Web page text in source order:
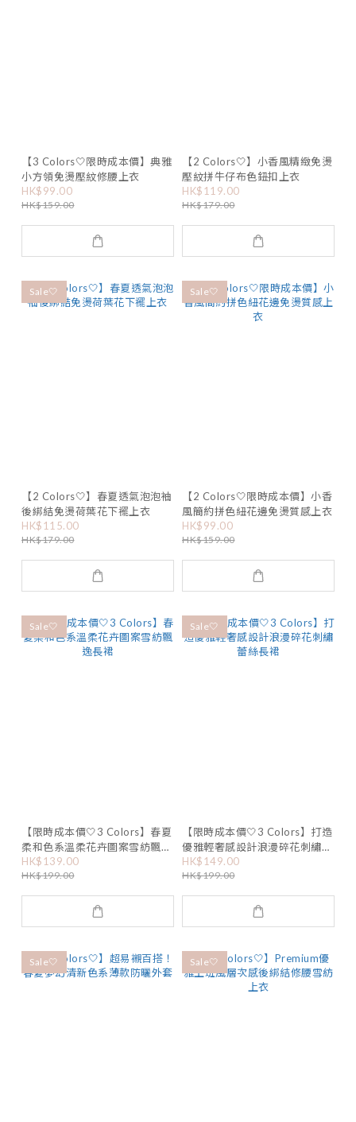
【3 Colors🤍限時成本價】典雅
小方領免燙壓紋修腰上衣
HK$99.00
HK$159.00
【2 Colors🤍】小香風精緻免燙
壓紋拼牛仔布色鈕扣上衣
HK$119.00
HK$179.00
Sale🤍
【2 Colors🤍】春夏透氣泡泡袖
後綁結免燙荷葉花下襬上衣
HK$115.00
HK$179.00
Sale🤍
【2 Colors🤍限時成本價】小香
風簡約拼色紐花邊免燙質感上衣
HK$99.00
HK$159.00
Sale🤍
【限時成本價🤍3 Colors】春夏
柔和色系溫柔花卉圖案雪紡飄逸
長裙
HK$139.00
HK$199.00
Sale🤍
【限時成本價🤍3 Colors】打造
優雅輕奢感設計浪漫碎花刺繡蕾
絲長裙
HK$149.00
HK$199.00
Sale🤍 Sale🤍